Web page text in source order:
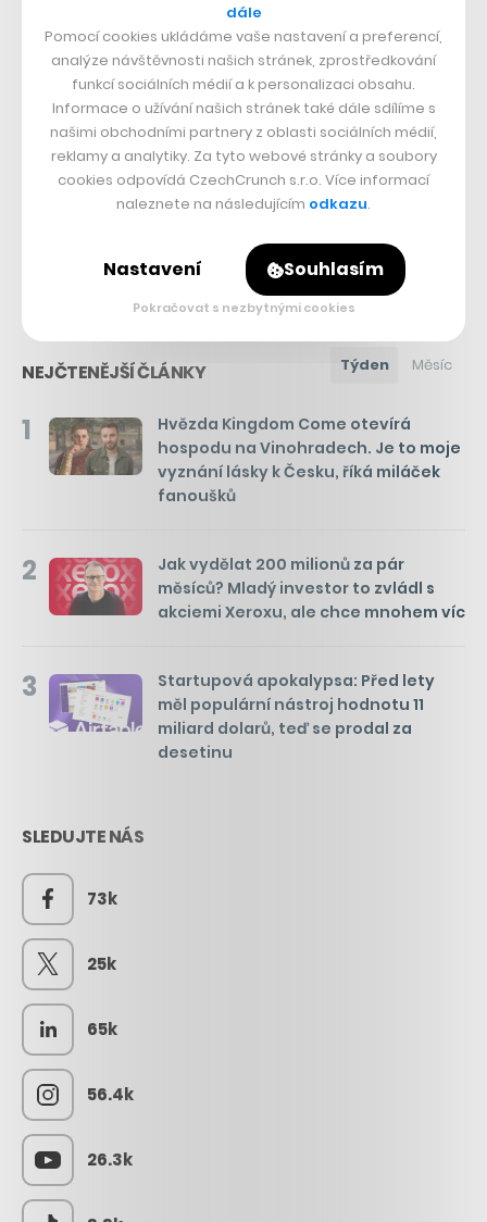
CZECHCRUNCH WEEKLY
V newsletteru Weekly vám každou neděli naservírujeme
porci těch nejdůležitějších zpráv, které by vám neměly
NEJČTENĚJŠÍ ČLÁNKY Týden Měsíc
1
Hvězda Kingdom Come otevírá
hospodu na Vinohradech. Je to moje
vyznání lásky k Česku, říká miláček
fanoušků
2
Jak vydělat 200 milionů za pár
měsíců? Mladý investor to zvládl s
akciemi Xeroxu, ale chce mnohem víc
3
Startupová apokalypsa: Před lety
měl populární nástroj hodnotu 11
miliard dolarů, teď se prodal za
desetinu
SLEDUJTE NÁS
73k
25k
65k
56.4k
26.3k
dále
Pomocí cookies ukládáme vaše nastavení a preferencí,
analýze návštěvnosti našich stránek, zprostředkování
funkcí sociálních médií a k personalizaci obsahu.
Informace o užívání našich stránek také dále sdílíme s
našimi obchodními partnery z oblasti sociálních médií,
reklamy a analytiky. Za tyto webové stránky a soubory
cookies odpovídá CzechCrunch s.r.o. Více informací
naleznete na následujícím odkazu.
Nastavení Souhlasím
Pokračovat s nezbytnými cookies